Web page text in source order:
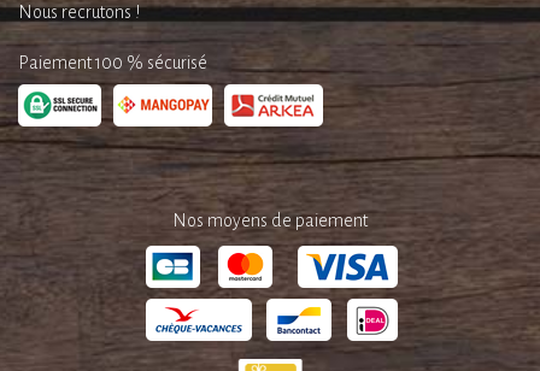
Nous recrutons !
Paiement 100 % sécurisé
Nos moyens de paiement